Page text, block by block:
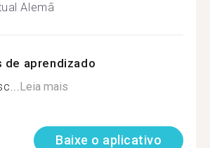
Alemã
de aprendizado
Leia mais
Baixe o aplicativo